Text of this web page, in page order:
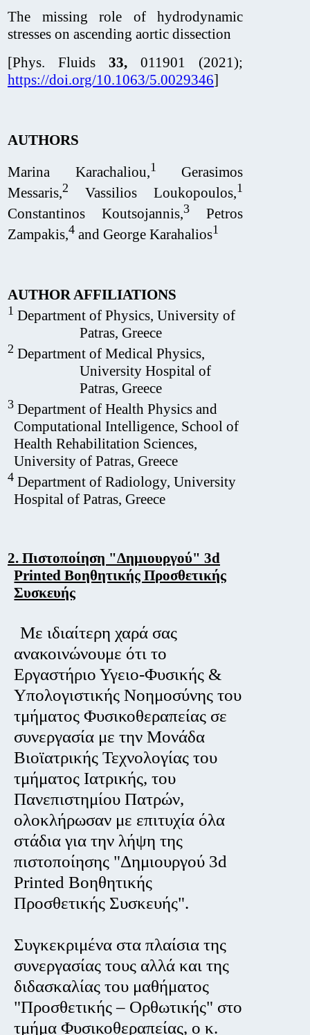
The missing role of hydrodynamic
stresses on ascending aortic dissection
[Phys. Fluids 33, 011901 (2021);
https://doi.org/10.1063/5.0029346]
AUTHORS
Marina Karachaliou,1
Gerasimos
Messaris,2 Vassilios Loukopoulos,1
Constantinos Koutsojannis,3 Petros
Zampakis,4 and George Karahalios1
AUTHOR AFFILIATIONS
1 Department of Physics, University of
Patras, Greece
2 Department of Medical Physics,
University Hospital of
Patras, Greece
3 Department of Health Physics and
Computational Intelligence, School of
Health Rehabilitation Sciences,
University of Patras, Greece
4 Department of Radiology, University
Hospital of Patras, Greece
2. Πιστοποίηση "Δημιουργού" 3d
Printed Βοηθητικής Προσθετικής
Συσκευής
Με ιδιαίτερη χαρά σας
ανακοινώνουμε ότι το
Εργαστήριο Υγειο-Φυσικής &
Υπολογιστικής Νοημοσύνης του
τμήματος Φυσικοθεραπείας σε
συνεργασία με την Μονάδα
Βιοϊατρικής Τεχνολογίας του
τμήματος Ιατρικής, του
Πανεπιστημίου Πατρών,
ολοκλήρωσαν με επιτυχία όλα
στάδια για την λήψη της
πιστοποίησης "Δημιουργού 3d
Printed Βοηθητικής
Προσθετικής Συσκευής".
Συγκεκριμένα στα πλαίσια της
συνεργασίας τους αλλά και της
διδασκαλίας του μαθήματος
"Προσθετικής – Ορθωτικής" στο
τμήμα Φυσικοθεραπείας, ο κ.